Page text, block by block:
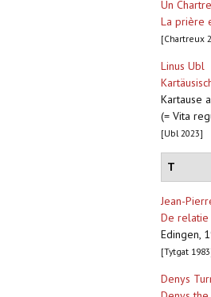
Un
La prière
[Chartreux
Linus Ubl
Kartause
(= Vita
[Ubl 2023]
T
Jean-
De relatie
Edingen,
[Tytgat
Denys